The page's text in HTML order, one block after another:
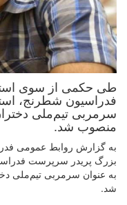
طی حکمی از سوی
فدراسیون شطرنج،
منصوب شد.
به گزارش روابط عمومی
بزرگ پریدر سرپرست
شد.